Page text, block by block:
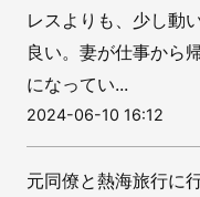
レスよりも、少し動
良い。妻が仕事から
になってい...
2024-06-10 16:12
元同僚と熱海旅行に